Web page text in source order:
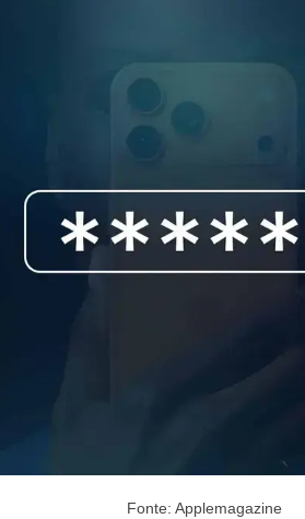
Fonte: Applemagazine